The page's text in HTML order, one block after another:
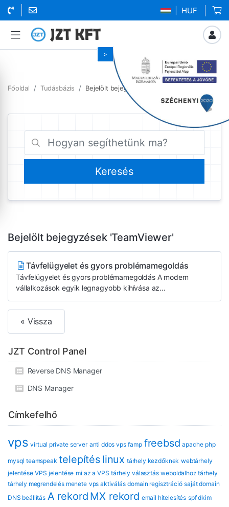
| HUF
Főoldal Tudásbázis Bejelölt bejegyzések TeamViewer
Bejelölt bejegyzések 'TeamViewer'
Távfelügyelet és gyors problémamegoldás
Távfelügyelet és gyors problémamegoldás A modern
vállalkozások egyik legnagyobb kihívása az...
« Vissza
JZT Control Panel
Reverse DNS Manager
DNS Manager
Címkefelhő
vps virtual private server anti ddos vps famp freebsd apache php
mysql teamspeak telepítés linux tárhely kezdőknek webtárhely
jelentése VPS jelentése mi az a VPS tárhely választás weboldalhoz tárhely
tárhely megrendelés menete vps aktiválás domain regisztráció saját domain
DNS beállítás A rekord MX rekord email hitelesítés spf dkim